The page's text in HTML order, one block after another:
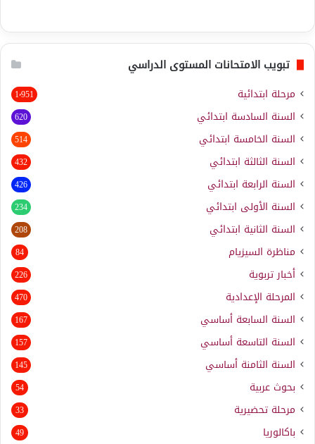
تبويب الامتحانات المستوى الدراسي
مرحلة ابتدائية 1٬951
السنة السادسة ابتدائي 620
السنة الخامسة ابتدائي 514
السنة الثالثة ابتدائي 432
السنة الرابعة ابتدائي 426
السنة الأولى ابتدائي 234
السنة الثانية ابتدائي 208
مناظرة السيزيام 84
أخبار تربوية 226
المرحلة الإعدادية 470
السنة السابعة أساسي 167
السنة التاسعة أساسي 157
السنة الثامنة أساسي 145
بحوث عربية 54
مرحلة تحضيرية 33
باكالوريا 49